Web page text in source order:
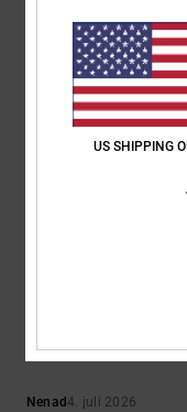
6. juli 2026
Prijs-
Nenad4. juli 2026
US SHIPPING